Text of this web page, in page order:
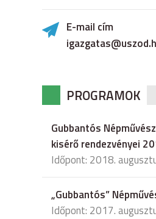
E-mail cím
PROGRAMOK
Gubbantós
kisérő rendezvényei
Időpont: 2018.
„Gubbantós”
Időpont: 2017.